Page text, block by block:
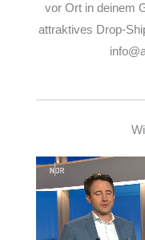
vor Ort in deinem
attraktives Drop-